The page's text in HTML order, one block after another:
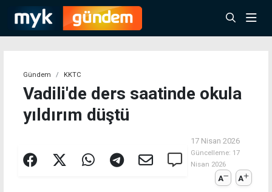
Gündem KKTC
Vadili'de ders saatinde okula
yıldırım düştü
17 Nisan 2026
Güncelleme: 17
Nisan 2026
A A